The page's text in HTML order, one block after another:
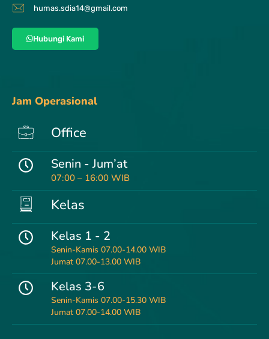
humas.sdia14@gmail.com
Hubungi Kami
Jam Operasional
Office
Senin - Jum’at
07:00 – 16:00 WIB
Kelas
Kelas 1 - 2
Senin-Kamis 07.00-14.00 WIB
Jumat 07.00-13.00 WIB
Kelas 3-6
Senin-Kamis 07.00-15.30 WIB
Jumat 07.00-14.00 WIB